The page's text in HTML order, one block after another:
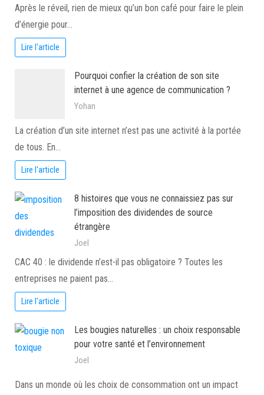
Après le réveil, rien de mieux qu’un bon café pour faire le plein
d’énergie pour…
Lire l'article
Pourquoi confier la création de son site
internet à une agence de communication ?
Yohan
La création d’un site internet n’est pas une activité à la portée
de tous. En…
Lire l'article
8 histoires que vous ne connaissiez pas sur
l’imposition des dividendes de source
étrangère
Joel
CAC 40 : le dividende n’est-il pas obligatoire ? Toutes les
entreprises ne paient pas…
Lire l'article
Les bougies naturelles : un choix responsable
pour votre santé et l’environnement
Joel
Dans un monde où les choix de consommation ont un impact